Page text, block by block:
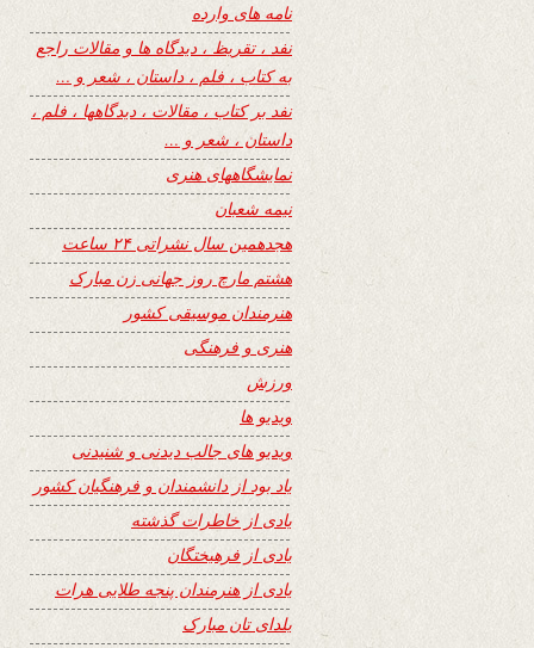
نامه های وارده
نفد ، تقریظ ، دیدگاه ها و مقالات راجع
به کتاب ، فلم ، داستان ، شعر و …
نفد بر کتاب ، مقالات ، دیدگاهها ، فلم ،
داستان ، شعر و …
نمایشگاههای هنری
نیمه شعبان
هجدهمین سال نشراتی ۲۴ ساعت
هشتم مارچ روز جهانی زن مبارک
هنرمندان موسیقی کشور
هنری و فرهنگی
ورزش
ویدیو ها
ویدیو های جالب دیدنی و شنیدنی
یاد بود از دانشمندان و فرهنگیان کشور
یادی از خاطرات گذشته
یادی از فرهیختگان
یادی از هنرمندان پنجه طلایی هرات
یلدای تان مبارک